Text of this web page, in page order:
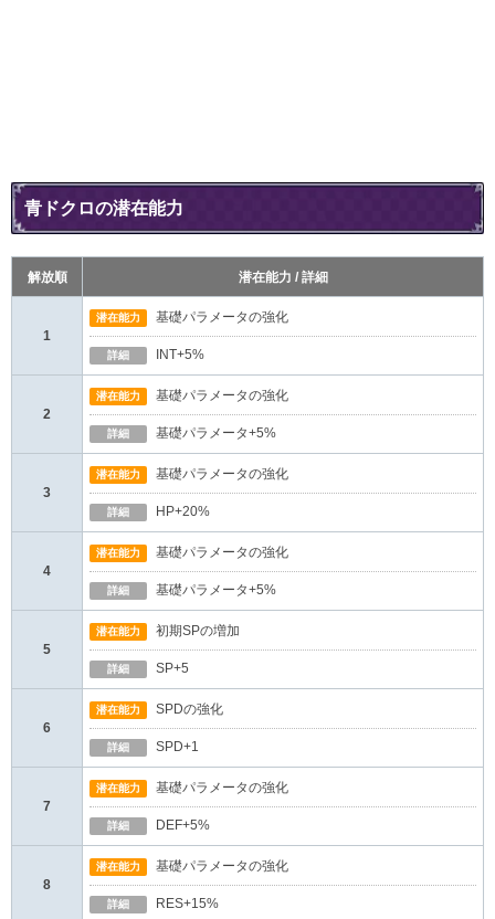
青ドクロの潜在能力
解放順 潜在能力 / 詳細
1
潜在能力 基礎パラメータの強化
詳細 INT+5%
2
潜在能力 基礎パラメータの強化
詳細 基礎パラメータ+5%
3
潜在能力 基礎パラメータの強化
詳細 HP+20%
4
潜在能力 基礎パラメータの強化
詳細 基礎パラメータ+5%
5
潜在能力 初期SPの増加
詳細 SP+5
6
潜在能力 SPDの強化
詳細 SPD+1
7
潜在能力 基礎パラメータの強化
詳細 DEF+5%
8
潜在能力 基礎パラメータの強化
詳細 RES+15%